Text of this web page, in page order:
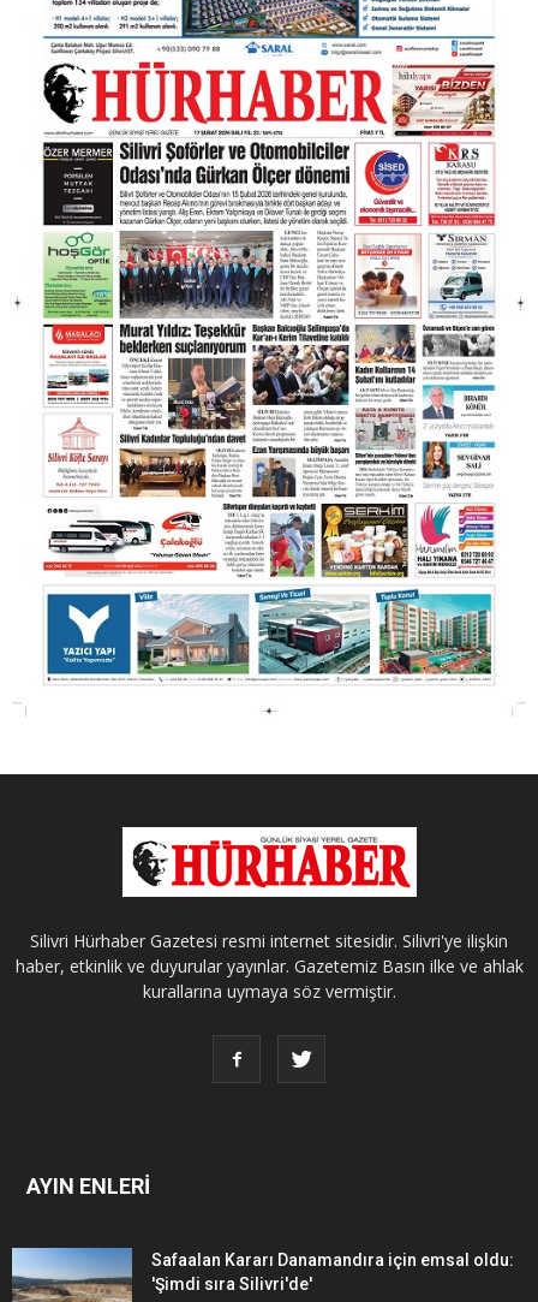
Silivri Hürhaber Gazetesi resmi internet sitesidir. Silivri'ye ilişkin
haber, etkinlik ve duyurular yayınlar. Gazetemiz Basın ilke ve ahlak
kurallarına uymaya söz vermiştir.
AYIN ENLERİ
Safaalan Kararı Danamandıra için emsal oldu:
'Şimdi sıra Silivri'de'